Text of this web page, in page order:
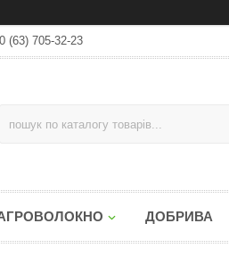
(63) 705-32-23
ДОБРИВА